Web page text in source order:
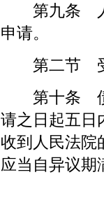
第九条 人
申请。
第二节
第十条 债
请之日起五日
收到人民法院
应当自异议期